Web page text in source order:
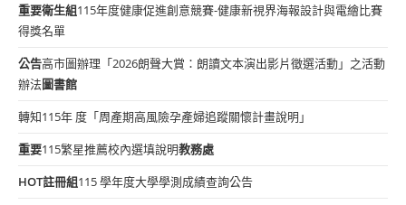
重要衛生組115年度健康促進創意競賽-健康新視界海報設計與電繪比賽
得獎名單
公告高市圖辦理「2026朗聲大賞：朗讀文本演出影片徵選活動」之活動
辦法圖書館
轉知115年 度「周產期高風險孕產婦追蹤關懷計畫說明」
重要115繁星推薦校內選填說明教務處
HOT註冊組115 學年度大學學測成績查詢公告